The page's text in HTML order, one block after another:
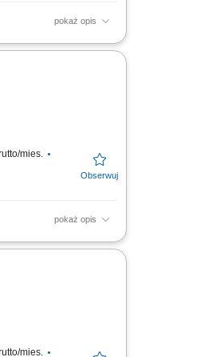
pokaż opis
we
mies.
pokaż opis
mies.